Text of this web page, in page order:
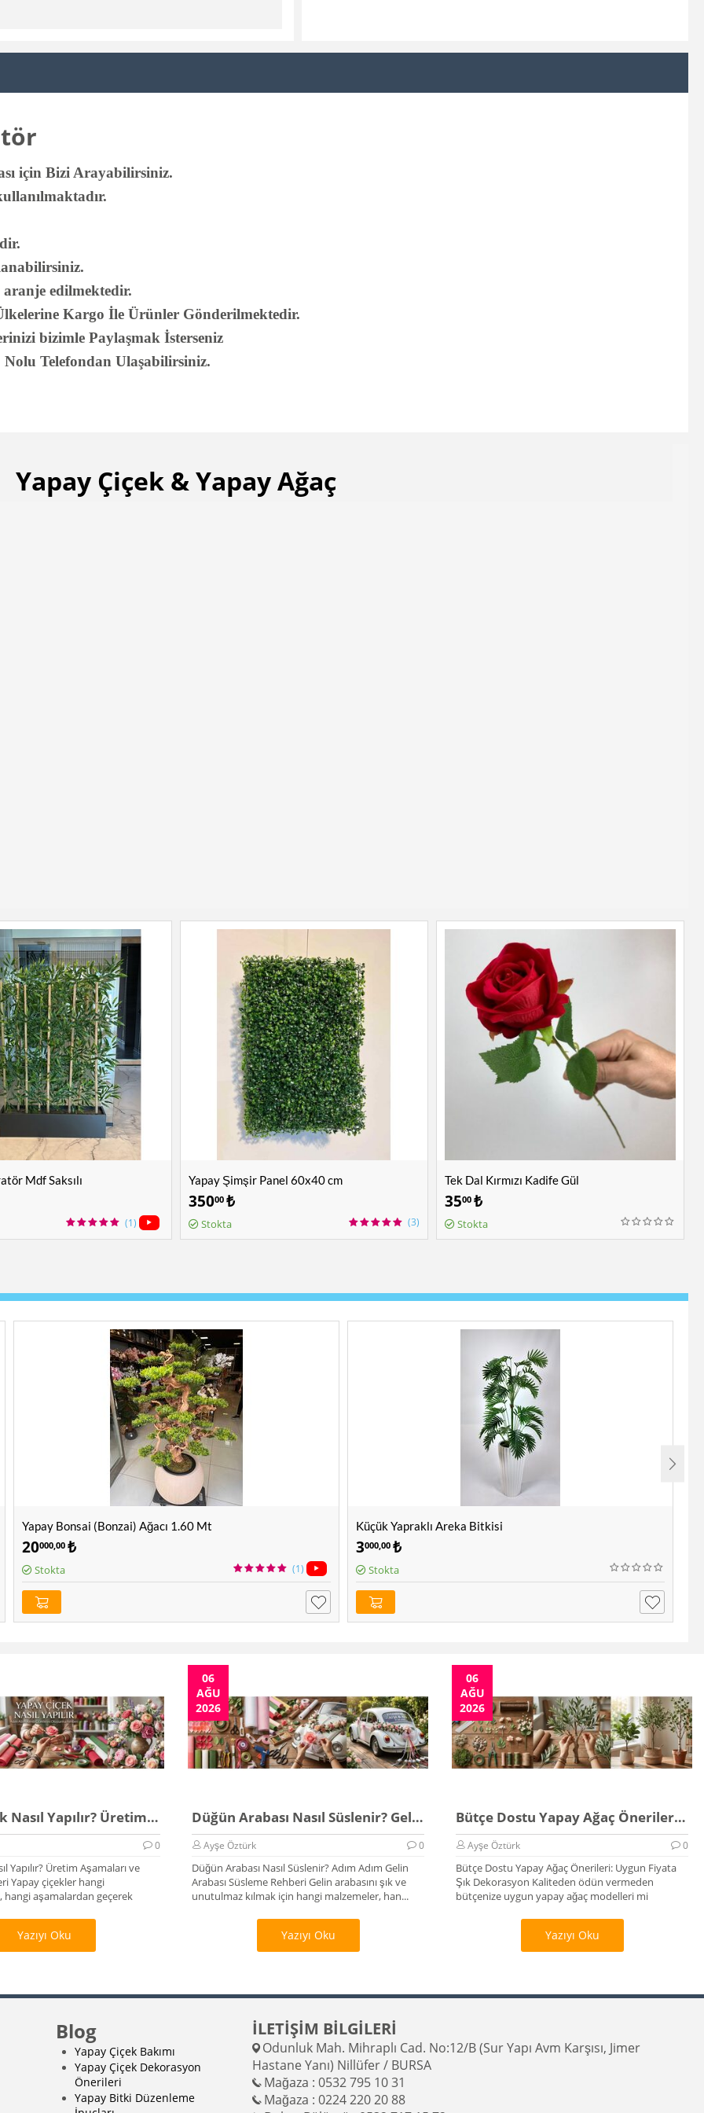
için Bizi Arayabilirsiniz.
edilmektedir.
Kargo İle Ürünler Gönderilmektedir.
bizimle Paylaşmak İsterseniz
Nolu Telefondan Ulaşabilirsiniz.
Yapay Çiçek & Yapay Ağaç
Mdf Saksılı
(1)
Yapay Şimşir Panel 60x40 cm
35000 ₺
Stokta (3)
Tek Dal Kırmızı Kadife Gül
3500 ₺
Stokta
Yapay Bonsai (Bonzai) Ağacı 1.60 Mt
20000,00 ₺
Stokta (1)
Küçük Yapraklı Areka Bitkisi
3000,00 ₺
Stokta
Yapay Çiçek Nasıl Yapılır? Üretim Rehberi 2026
0
Yapılır? Üretim Aşamaları ve
Yapay çiçekler hangi
hangi aşamalardan geçerek
Yazıyı Oku
06
AĞU
2026
Düğün Arabası Nasıl Süslenir? Gelin Arabası Rehberi
Ayşe Öztürk 0
Düğün Arabası Nasıl Süslenir? Adım Adım Gelin
Arabası Süsleme Rehberi Gelin arabasını şık ve
unutulmaz kılmak için hangi malzemeler, han...
Yazıyı Oku
06
AĞU
2026
Bütçe Dostu Yapay Ağaç Önerileri 2026
Ayşe Öztürk 0
Bütçe Dostu Yapay Ağaç Önerileri: Uygun Fiyata
Şık Dekorasyon Kaliteden ödün vermeden
bütçenize uygun yapay ağaç modelleri mi
Yazıyı Oku
Blog
Yapay Çiçek Bakımı
Yapay Çiçek Dekorasyon
Önerileri
Yapay Bitki Düzenleme
İLETİŞİM BİLGİLERİ
Odunluk Mah. Mihraplı Cad. No:12/B (Sur Yapı Avm Karşısı, Jimer
Hastane Yanı) Nillüfer / BURSA
Mağaza : 0532 795 10 31
Mağaza : 0224 220 20 88